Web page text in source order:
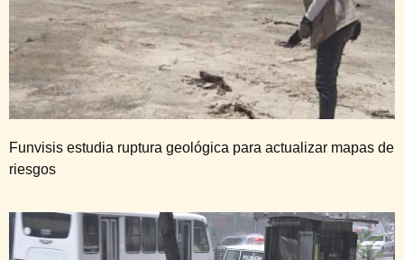
Funvisis estudia ruptura geológica para actualizar mapas de
riesgos